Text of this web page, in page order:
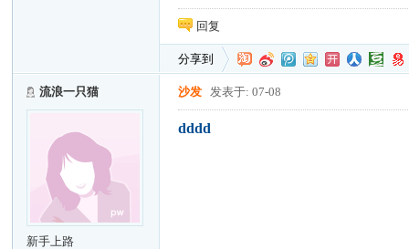
回复
分享到
流浪一只猫
新手上路
沙发 发表于: 07-08
dddd